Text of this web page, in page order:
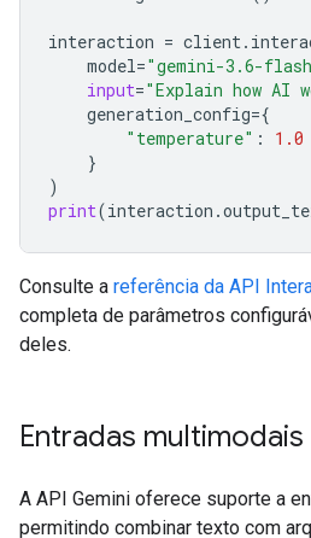
interaction = client.
model="gemini-3.6-
input="Explain how AI
generation_config={
"temperature" :
1.0
}
)
print(interaction .
Consulte a referência da API
completa de parâmetros
deles.
Entradas multimodais
A API Gemini oferece suporte a
permitindo combinar texto com